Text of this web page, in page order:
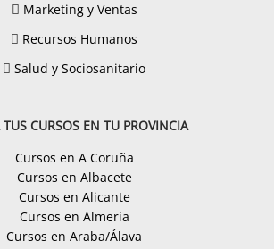
Marketing y Ventas
Recursos Humanos
Salud y Sociosanitario
TUS CURSOS EN TU PROVINCIA
Cursos en A Coruña
Cursos en Albacete
Cursos en Alicante
Cursos en Almería
Cursos en Araba/Álava